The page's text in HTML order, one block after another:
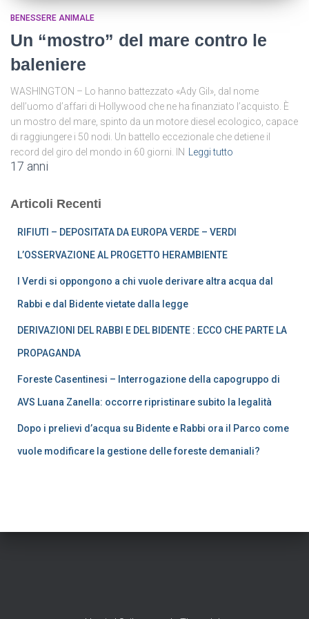
BENESSERE ANIMALE
Un “mostro” del mare contro le
baleniere
WASHINGTON – Lo hanno battezzato «Ady Gil», dal nome
dell’uomo d’affari di Hollywood che ne ha finanziato l’acquisto. È
un mostro del mare, spinto da un motore diesel ecologico, capace
di raggiungere i 50 nodi. Un battello eccezionale che detiene il
record del giro del mondo in 60 giorni. IN
Leggi tutto
17 anni
Articoli Recenti
RIFIUTI – DEPOSITATA DA EUROPA VERDE – VERDI
L’OSSERVAZIONE AL PROGETTO HERAMBIENTE
I Verdi si oppongono a chi vuole derivare altra acqua dal
Rabbi e dal Bidente vietate dalla legge
DERIVAZIONI DEL RABBI E DEL BIDENTE : ECCO CHE PARTE LA
PROPAGANDA
Foreste Casentinesi – Interrogazione della capogruppo di
AVS Luana Zanella: occorre ripristinare subito la legalità
Dopo i prelievi d’acqua su Bidente e Rabbi ora il Parco come
vuole modificare la gestione delle foreste demaniali?